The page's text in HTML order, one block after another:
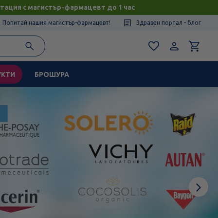
с магистър-фармацевт до 1 час
Попитай нашия магистър-фармацевт! Здравен портал - блог
БРОШУРА